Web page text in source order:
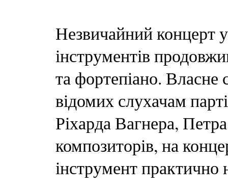
Незвичайний концерт
інструментів
та фортепіано. Власне
відомих слухачам
Ріхарда Вагнера,
композиторів, на
інструмент